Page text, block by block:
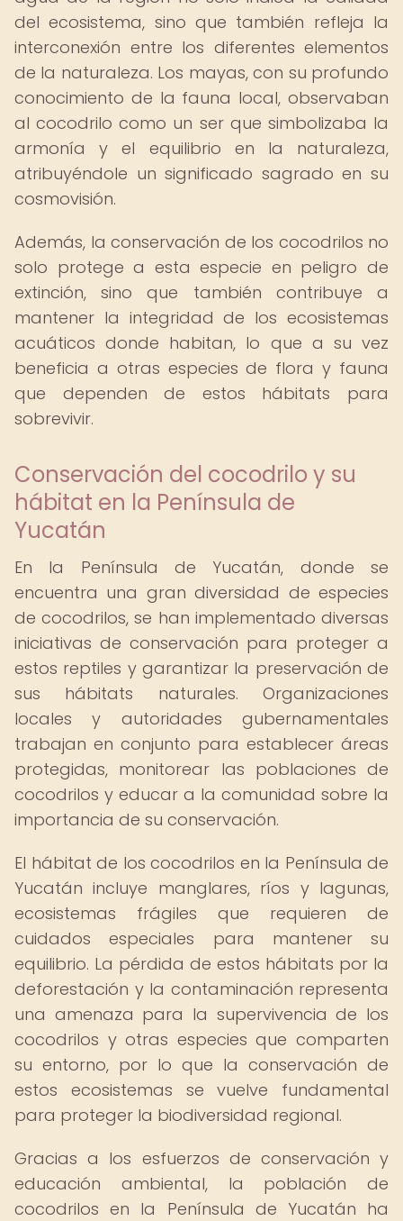
del ecosistema, sino que también refleja la
interconexión entre los diferentes elementos
de la naturaleza. Los mayas, con su profundo
conocimiento de la fauna local, observaban
al cocodrilo como un ser que simbolizaba la
armonía y el equilibrio en la naturaleza,
atribuyéndole un significado sagrado en su
cosmovisión.
Además, la conservación de los cocodrilos no
solo protege a esta especie en peligro de
extinción, sino que también contribuye a
mantener la integridad de los ecosistemas
acuáticos donde habitan, lo que a su vez
beneficia a otras especies de flora y fauna
que dependen de estos hábitats para
sobrevivir.
Conservación del cocodrilo y su
hábitat en la Península de
Yucatán
En la Península de Yucatán, donde se
encuentra una gran diversidad de especies
de cocodrilos, se han implementado diversas
iniciativas de conservación para proteger a
estos reptiles y garantizar la preservación de
sus hábitats naturales. Organizaciones
locales y autoridades gubernamentales
trabajan en conjunto para establecer áreas
protegidas, monitorear las poblaciones de
cocodrilos y educar a la comunidad sobre la
importancia de su conservación.
El hábitat de los cocodrilos en la Península de
Yucatán incluye manglares, ríos y lagunas,
ecosistemas frágiles que requieren de
cuidados especiales para mantener su
equilibrio. La pérdida de estos hábitats por la
deforestación y la contaminación representa
una amenaza para la supervivencia de los
cocodrilos y otras especies que comparten
su entorno, por lo que la conservación de
estos ecosistemas se vuelve fundamental
para proteger la biodiversidad regional.
Gracias a los esfuerzos de conservación y
educación ambiental, la población de
cocodrilos en la Península de Yucatán ha